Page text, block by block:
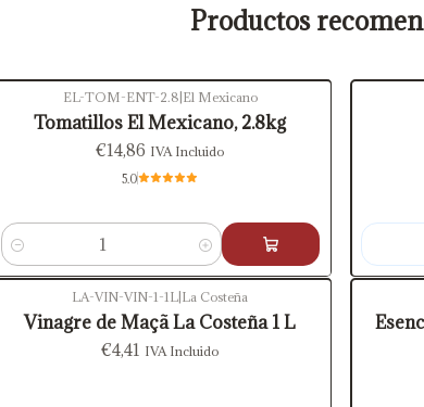
Productos
EL-TOM-ENT-2.8 El Mexicano
Tomatillos El Mexicano, 2.8kg
€14,86 IVA Incluido
5.0
Cantidad
LA-VIN-VIN-1-1L La Costeña
Vinagre de Maçã La Costeña 1 L
€4,41 IVA Incluido